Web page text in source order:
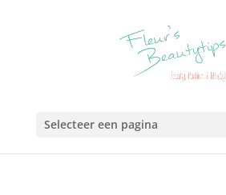
Selecteer een pagina